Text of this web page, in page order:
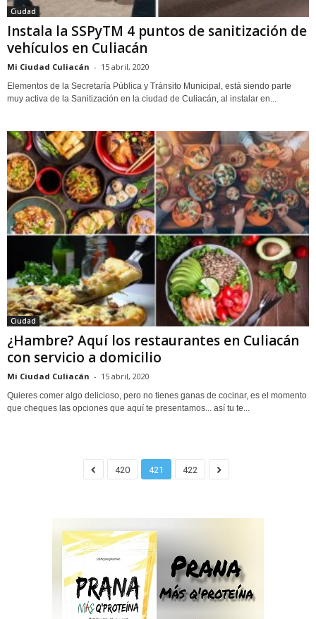
Ciudad
Instala la SSPyTM 4 puntos de sanitización de
vehículos en Culiacán
Mi Ciudad Culiacán - 15 abril, 2020
Elementos de la Secretaría Pública y Tránsito Municipal, está siendo parte
muy activa de la Sanitización en la ciudad de Culiacán, al instalar en...
Ciudad
¿Hambre? Aquí los restaurantes en Culiacán
con servicio a domicilio
Mi Ciudad Culiacán - 15 abril, 2020
Quieres comer algo delicioso, pero no tienes ganas de cocinar, es el momento
que cheques las opciones que aquí te presentamos... así tu te...
420 421 422